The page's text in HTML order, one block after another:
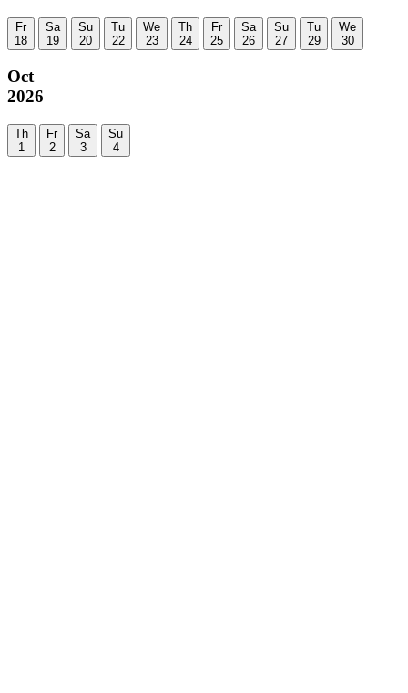
Fr
18
Sa
19
Su
20
Tu
22
We
23
Th
24
Fr
25
Sa
26
Su
27
Tu
29
We
30
Oct
2026
Th
1
Fr
2
Sa
3
Su
4